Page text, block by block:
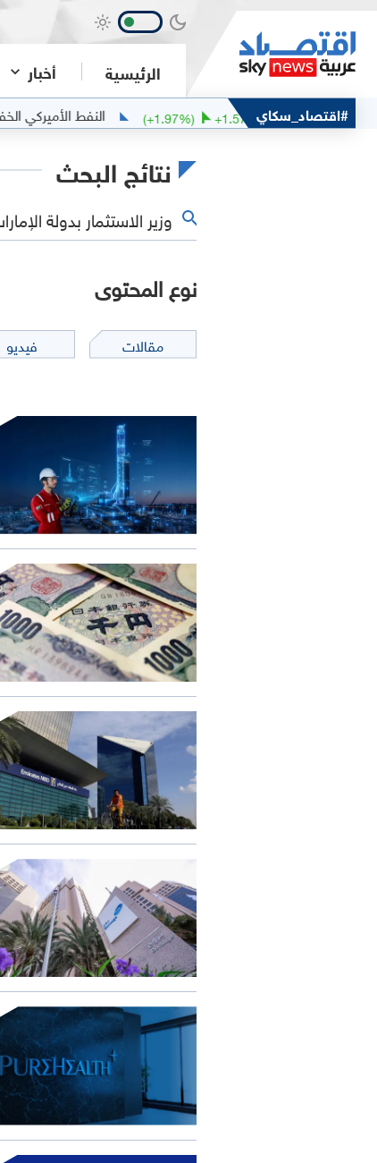
الرئيسية أخبار
#اقتصاد_سكاي
81.1
+1.57
(+1.97 %) النفط الأميركي الخفيف 77.95
نتائج البحث
نوع المحتوى
مقالات فيديو